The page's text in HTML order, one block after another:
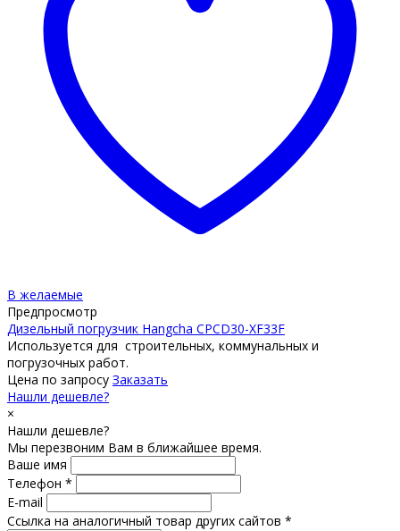
В желаемые
Предпросмотр
Дизельный погрузчик Hangcha CPCD30-XF33F
Используется для строительных, коммунальных и
погрузочных работ.
Цена по запросу Заказать
Нашли дешевле?
×
Нашли дешевле?
Мы перезвоним Вам в ближайшее время.
Ваше имя
Телефон *
E-mail
Ссылка на аналогичный товар других сайтов *